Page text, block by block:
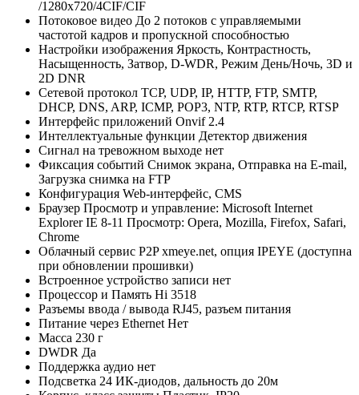
/1280х720/4CIF/CIF
Потоковое видео До 2 потоков с управляемыми
частотой кадров и пропускной способностью
Настройки изображения Яркость, Контрастность,
Насыщенность, Затвор, D-WDR, Режим День/Ночь, 3D и
2D DNR
Сетевой протокол TCP, UDP, IP, HTTP, FTP, SMTP,
DHCP, DNS, ARP, ICMP, POP3, NTP, RTP, RTCP, RTSP
Интерфейс приложений Onvif 2.4
Интеллектуальные функции Детектор движения
Сигнал на тревожном выходе нет
Фиксация событий Снимок экрана, Отправка на E-mail,
Загрузка снимка на FTP
Конфигурация Web-интерфейс, CMS
Браузер Просмотр и управление: Microsoft Internet
Explorer IE 8-11 Просмотр: Opera, Mozilla, Firefox, Safari,
Chrome
Облачный сервис P2P xmeye.net, опция IPEYE (доступна
при обновлении прошивки)
Встроенное устройство записи нет
Процессор и Память Hi 3518
Разъемы ввода / вывода RJ45, разъем питания
Питание через Ethernet Нет
Масса 230 г
DWDR Да
Поддержка аудио нет
Подсветка 24 ИК-диодов, дальность до 20м